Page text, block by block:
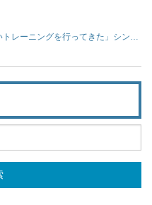
た」シングルス2連覇、単複優勝、車いすテニスの全仏オープン